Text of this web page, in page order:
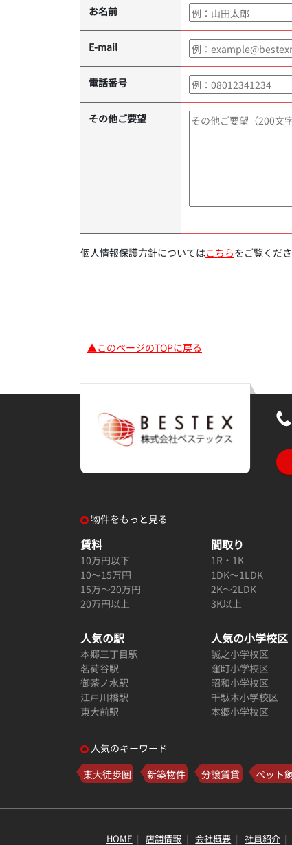
お名前
E-mail
電話番号
その他ご要望
個人情報保護方針についてはこちらをご覧くださ
▲このページのTOPに戻る
物件をもっと見る
賃料
10万円以下
10～15万円
15万～20万円
20万円以上
間取り
1R・1K
1DK～1LDK
2K～2LDK
3K以上
人気の駅
本郷三丁目駅
茗荷谷駅
御茶ノ水駅
江戸川橋駅
東大前駅
人気の小学校区
誠之小学校区
窪町小学校区
昭和小学校区
千駄木小学校区
本郷小学校区
人気のキーワード
東大徒歩圏
新築物件 分譲賃貸 ペット
HOME 店舗情報 会社概要 社員紹介